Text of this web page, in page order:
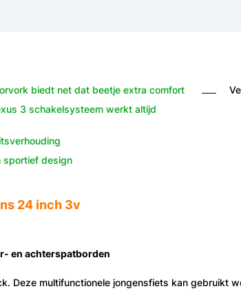
biedt net dat beetje extra comfort
3 schakelsysteem werkt altijd
sportief design
24 inch 3v
en achterspatborden
Deze multifunctionele jongensfiets kan gebruikt